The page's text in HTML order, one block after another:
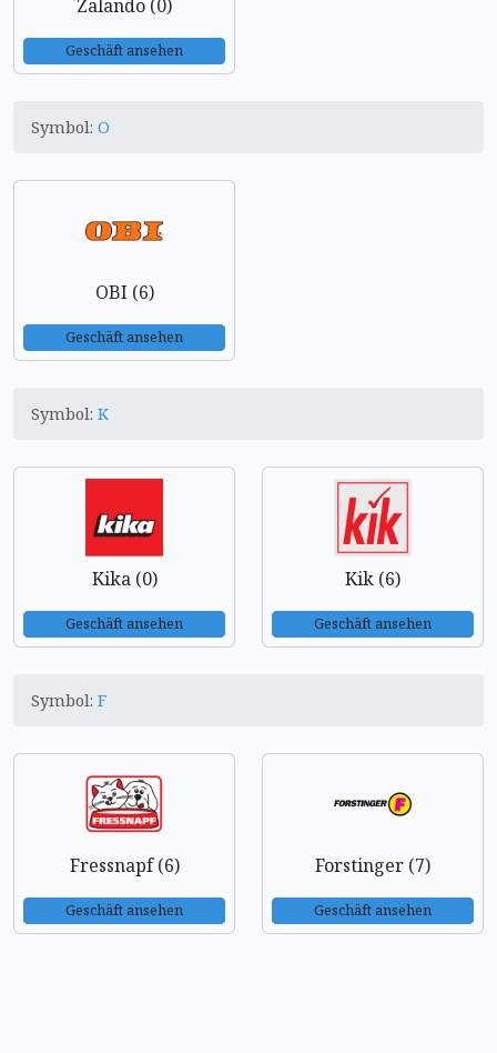
Zalando (0)
Geschäft ansehen
Symbol: O
OBI (6)
Geschäft ansehen
Symbol: K
Kika (0)
Geschäft ansehen
Kik (6)
Geschäft ansehen
Symbol: F
Fressnapf (6)
Geschäft ansehen
Forstinger (7)
Geschäft ansehen